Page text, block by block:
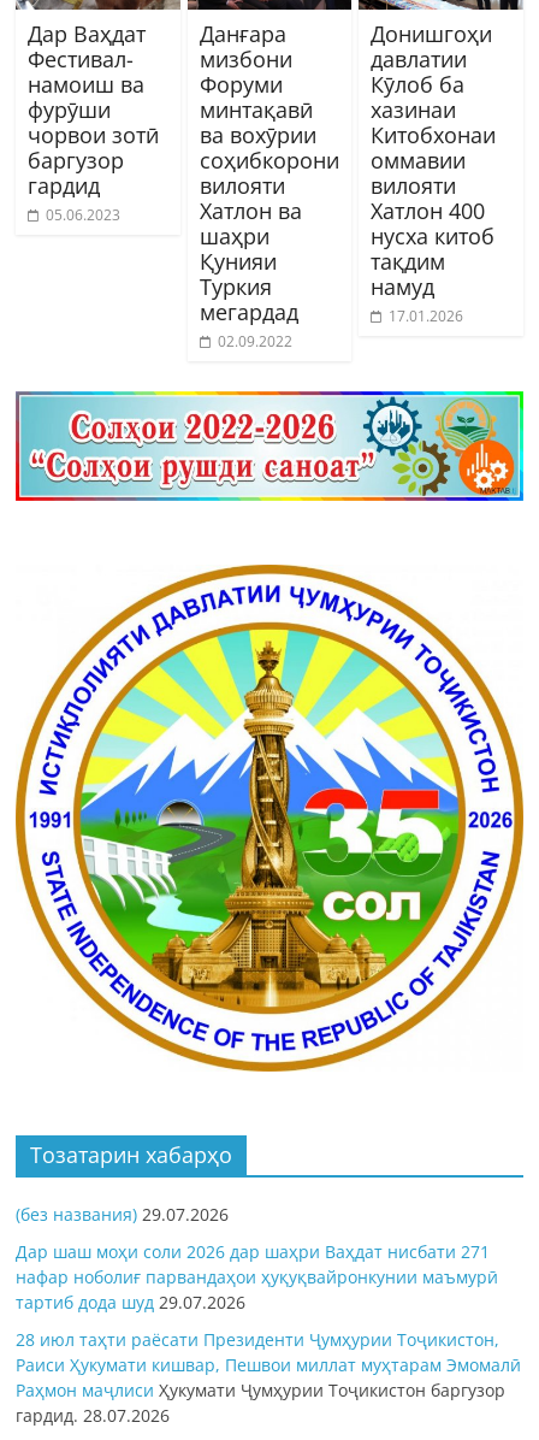
Дар Ваҳдат
Фестивал-
намоиш ва
фурӯши
чорвои зотӣ
баргузор
гардид
05.06.2023
Данғара
мизбони
Форуми
минтақавӣ
ва вохӯрии
соҳибкорони
вилояти
Хатлон ва
шаҳри
Қунияи
Туркия
мегардад
02.09.2022
Донишгоҳи
давлатии
Кӯлоб ба
хазинаи
Китобхонаи
оммавии
вилояти
Хатлон 400
нусха китоб
тақдим
намуд
17.01.2026
Тозатарин хабарҳо
(без названия) 29.07.2026
Дар шаш моҳи соли 2026 дар шаҳри Ваҳдат нисбати 271
нафар ноболиғ парвандаҳои ҳуқуқвайронкунии маъмурӣ
тартиб дода шуд 29.07.2026
28 июл таҳти раёсати Президенти Ҷумҳурии Тоҷикистон,
Раиси Ҳукумати кишвар, Пешвои миллат муҳтарам Эмомалӣ
Раҳмон маҷлисиҲукумати Ҷумҳурии Тоҷикистон баргузор
гардид.28.07.2026